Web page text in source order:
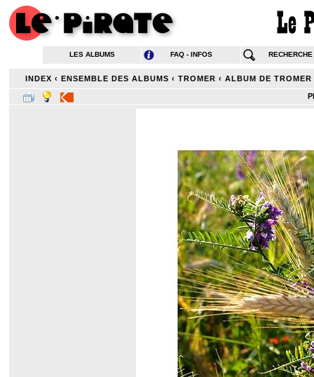
LES ALBUMS FAQ - INFOS RECHERCHE
INDEX ‹ ENSEMBLE DES ALBUMS ‹ TROMER ‹ ALBUM DE TROMER